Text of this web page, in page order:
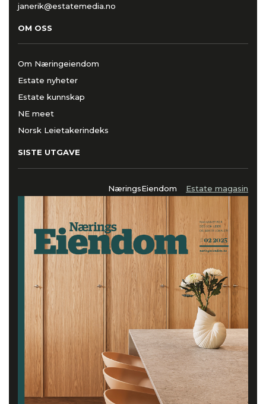
janerik@estatemedia.no
OM OSS
Om Næringeiendom
Estate nyheter
Estate kunnskap
NE meet
Norsk Leietakerindeks
SISTE UTGAVE
NæringsEiendom Estate magasin